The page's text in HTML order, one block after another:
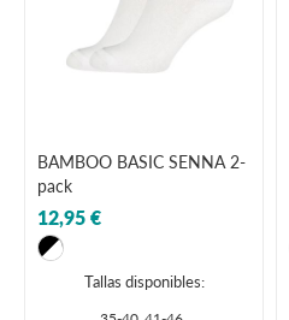
BAMBOO BASIC SENNA 2-
pack
12,95 €
Tallas disponibles: